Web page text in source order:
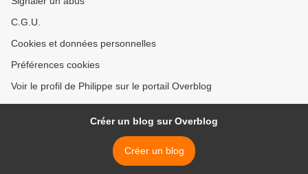
C.G.U.
Cookies et données personnelles
Préférences cookies
Voir le profil de Philippe sur le portail Overblog
Créer un blog sur Overblog
Créer un blog